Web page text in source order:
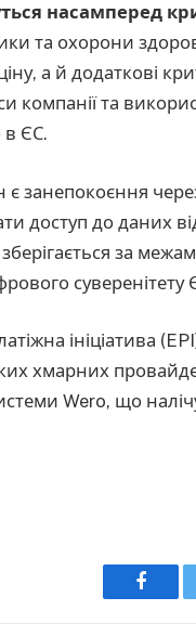
насамперед
та охорони
а й додаткові
компанії та
в ЄС.
є занепокоєння
доступ до даних
за
суверенітету
ініціатива
хмарних
Wero, що